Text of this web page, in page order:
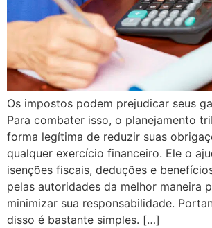
Os impostos podem prejudicar seus
Para combater isso, o planejamento
forma legítima de reduzir suas
qualquer exercício financeiro. Ele o
isenções fiscais, deduções e
pelas autoridades da melhor maneira
minimizar sua responsabilidade.
disso é bastante simples. […]